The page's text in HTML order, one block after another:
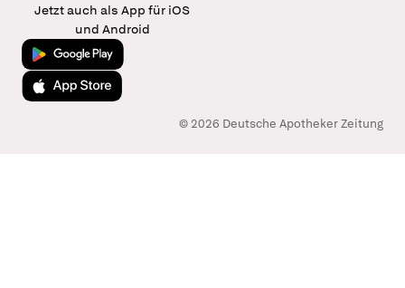
Jetzt auch als App für iOS
und Android
Jetzt bei Google Play
Laden im App Store
© 2026 Deutsche Apotheker Zeitung